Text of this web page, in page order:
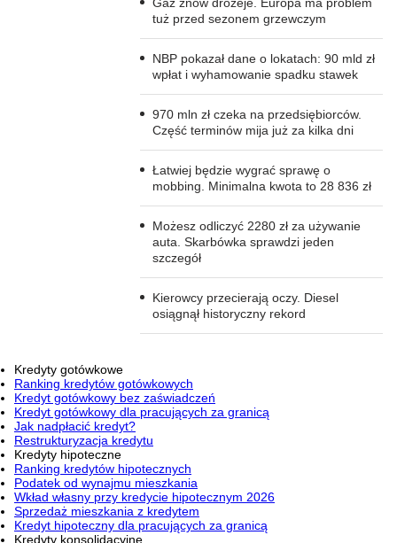
tuż przed sezonem grzewczym
NBP pokazał dane o lokatach: 90 mld zł
wpłat i wyhamowanie spadku stawek
970 mln zł czeka na przedsiębiorców.
Część terminów mija już za kilka dni
Łatwiej będzie wygrać sprawę o
mobbing. Minimalna kwota to 28 836 zł
Możesz odliczyć 2280 zł za używanie
auta. Skarbówka sprawdzi jeden
szczegół
Kierowcy przecierają oczy. Diesel
osiągnął historyczny rekord
Kredyty gotówkowe
Ranking kredytów gotówkowych
Kredyt gotówkowy bez zaświadczeń
Kredyt gotówkowy dla pracujących za granicą
Jak nadpłacić kredyt?
Restrukturyzacja kredytu
Kredyty hipoteczne
Ranking kredytów hipotecznych
Podatek od wynajmu mieszkania
Wkład własny przy kredycie hipotecznym 2026
Sprzedaż mieszkania z kredytem
Kredyt hipoteczny dla pracujących za granicą
Kredyty konsolidacyjne